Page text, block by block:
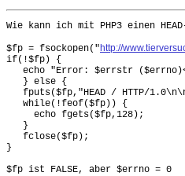
Wie kann ich mit PHP3 einen
$fp = fsockopen("http://
if(!$fp) {
echo "Error: $errstr
   } else {
fputs($fp,"HEAD / HTTP/
   while(!feof($fp)) {
     echo fgets($fp,128);
   }
   fclose($fp);
}
$fp ist FALSE, aber $errno = 0